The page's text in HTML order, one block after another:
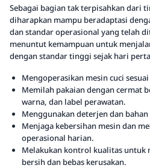
Sebagai bagian tak terpisahkan dari
diharapkan mampu beradaptasi
dan standar operasional yang telah
menuntut kemampuan untuk
dengan standar tinggi sejak hari
Mengoperasikan mesin cuci
Memilah pakaian dengan cermat
warna, dan label perawatan.
Menggunakan deterjen dan
Menjaga kebersihan mesin dan
operasional harian.
Melakukan kontrol kualitas untuk
bersih dan bebas kerusakan.